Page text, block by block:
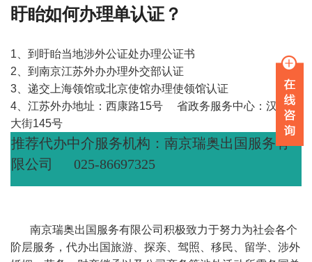
盱眙如何办理单认证？
1 、到盱眙当地涉外公证处办理公证书
2 、到南京江苏外办办理外交部认证
3 、递交上海领馆或北京使馆办理使领馆认证
4 、江苏外办地址：西康路15号
省政务服务中心：汉中门
大街145号
推荐代办中介服务机构：南京瑞奥出国服务有
限公司
025-86697325
南京瑞奥出国服务有限公司积极致力于努力为社会各个
阶层服务，代办出国旅游、探亲、驾照、移民、留学、涉外